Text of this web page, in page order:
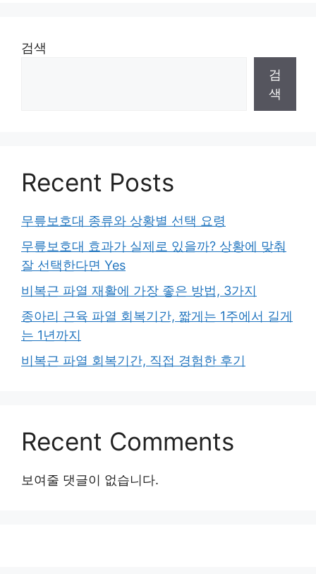
검색
검
색
Recent Posts
무릎보호대 종류와 상황별 선택 요령
무릎보호대 효과가 실제로 있을까? 상황에 맞춰
잘 선택한다면 Yes
비복근 파열 재활에 가장 좋은 방법, 3가지
종아리 근육 파열 회복기간, 짧게는 1주에서 길게
는 1년까지
비복근 파열 회복기간, 직접 경험한 후기
Recent Comments
보여줄 댓글이 없습니다.